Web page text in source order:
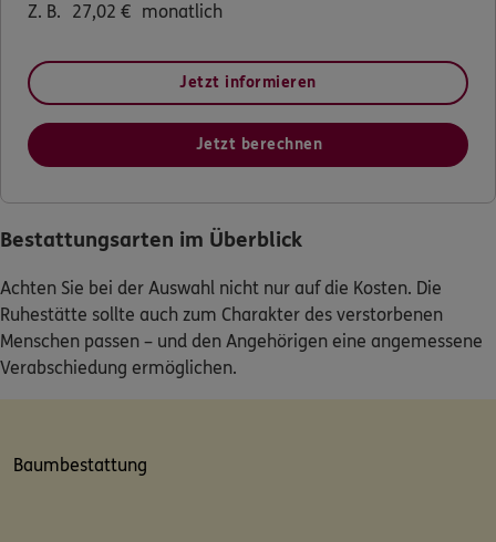
Z. B. 27,02 € monatlich
Jetzt informieren
Jetzt berechnen
Bestattungsarten im Überblick
Achten Sie bei der Auswahl nicht nur auf die Kosten. Die
Ruhestätte sollte auch zum Charakter des verstorbenen
Menschen passen – und den Angehörigen eine angemessene
Verabschiedung ermöglichen.
Baumbestattung